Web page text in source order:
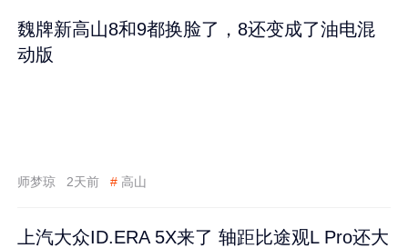
魏牌新高山8和9都换脸了，8还变成了油电混
动版
师梦琼 2天前 # 高山
上汽大众ID.ERA 5X来了 轴距比途观L Pro还大